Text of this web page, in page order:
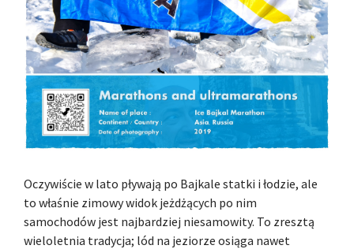
Oczywiście w lato pływają po Bajkale statki i łodzie, ale
to właśnie zimowy widok jeżdżących po nim
samochodów jest najbardziej niesamowity. To zresztą
wieloletnia tradycja; lód na jeziorze osiąga nawet